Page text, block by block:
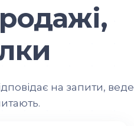
на запити, веде